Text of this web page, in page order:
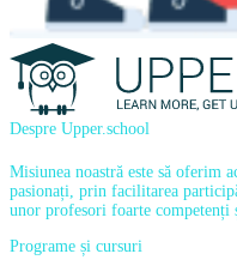
Despre Upper.school
Misiunea noastră este să oferim
pasionați, prin facilitarea
unor profesori foarte competenți
Programe și cursuri